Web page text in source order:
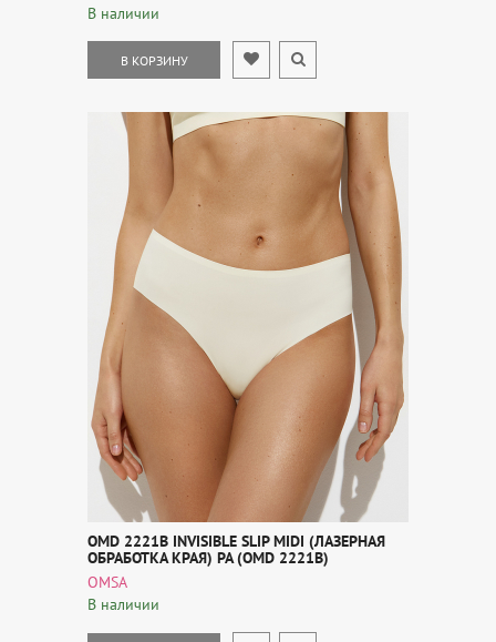
В наличии
В КОРЗИНУ
OMD 2221B INVISIBLE SLIP MIDI (ЛАЗЕРНАЯ
ОБРАБОТКА КРАЯ) PA (OMD 2221B)
OMSA
В наличии